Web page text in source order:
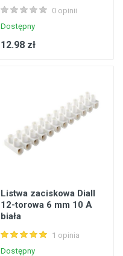
0 opinii
Dostępny
12.98 zł
Listwa zaciskowa Diall
12-torowa 6 mm 10 A
biała
1 opinia
Dostępny